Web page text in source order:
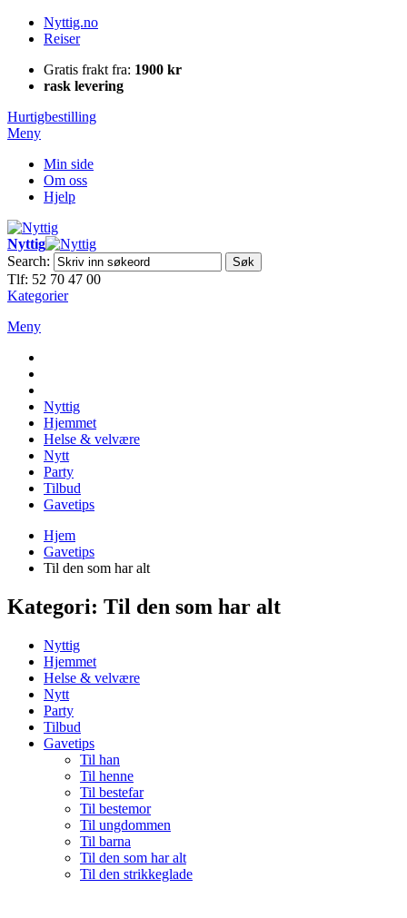
Nyttig.no
Reiser
Gratis frakt fra: 1900 kr
rask levering
Hurtigbestilling
Meny
Min side
Om oss
Hjelp
Nyttig
Search:
Søk
Tlf: 52 70 47 00
Kategorier
Meny
Nyttig
Hjemmet
Helse & velvære
Nytt
Party
Tilbud
Gavetips
Hjem
Gavetips
Til den som har alt
Kategori: Til den som har alt
Nyttig
Hjemmet
Helse & velvære
Nytt
Party
Tilbud
Gavetips
Til han
Til henne
Til bestefar
Til bestemor
Til ungdommen
Til barna
Til den som har alt
Til den strikkeglade